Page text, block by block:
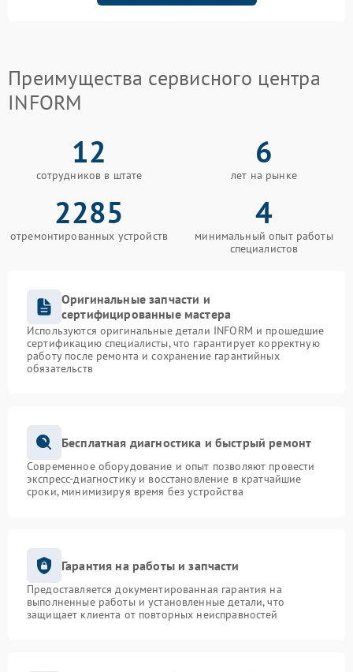
Преимущества сервисного центра
INFORM
12
сотрудников в штате
6
лет на рынке
2285
отремонтированных устройств
4
минимальный опыт работы
специалистов
Оригинальные запчасти и
сертифицированные мастера
Используются оригинальные детали INFORM и прошедшие
сертификацию специалисты, что гарантирует корректную
работу после ремонта и сохранение гарантийных
обязательств
Бесплатная диагностика и быстрый ремонт
Современное оборудование и опыт позволяют провести
экспресс-диагностику и восстановление в кратчайшие
сроки, минимизируя время без устройства
Гарантия на работы и запчасти
Предоставляется документированная гарантия на
выполненные работы и установленные детали, что
защищает клиента от повторных неисправностей